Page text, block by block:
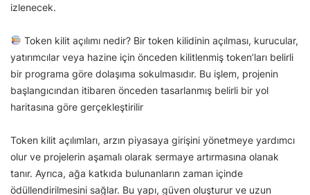
izlenecek.
Token kilit açılımı nedir? Bir token kilidinin açılması, kurucular,
yatırımcılar veya hazine için önceden kilitlenmiş token’ları belirli
bir programa göre dolaşıma sokulmasıdır. Bu işlem, projenin
başlangıcından itibaren önceden tasarlanmış belirli bir yol
haritasına göre gerçekleştirilir
Token kilit açılımları, arzın piyasaya girişini yönetmeye yardımcı
olur ve projelerin aşamalı olarak sermaye artırmasına olanak
tanır. Ayrıca, ağa katkıda bulunanların zaman içinde
ödüllendirilmesini sağlar. Bu yapı, güven oluşturur ve uzun